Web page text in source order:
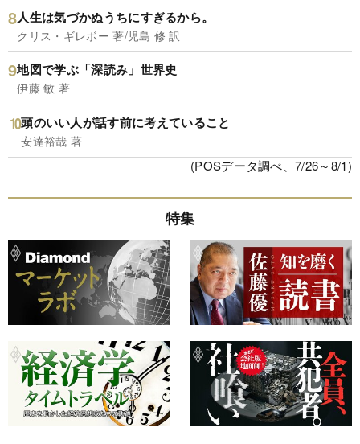
人生は気づかぬうちにすぎるから。
クリス・ギレボー 著/児島 修 訳
地図で学ぶ「深読み」世界史
伊藤 敏 著
頭のいい人が話す前に考えていること
安達裕哉 著
(POSデータ調べ、7/26～8/1)
特集